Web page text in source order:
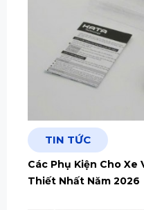
TIN TỨC
Các Phụ Kiện Cho Xe
Thiết Nhất Năm 2026